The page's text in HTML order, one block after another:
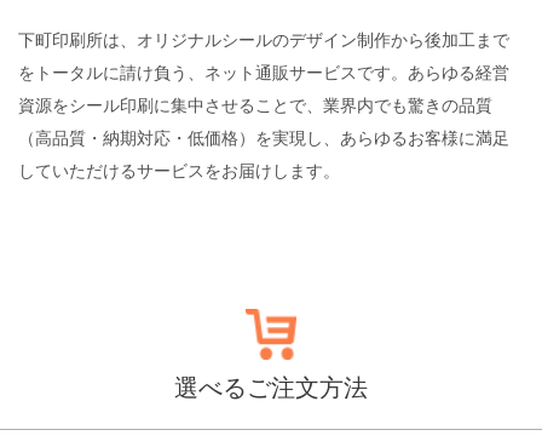
下町印刷所は、オリジナルシールのデザイン制作から後加工まで
をトータルに請け負う、ネット通販サービスです。あらゆる経営
資源をシール印刷に集中させることで、業界内でも驚きの品質
（高品質・納期対応・低価格）を実現し、あらゆるお客様に満足
していただけるサービスをお届けします。
選べるご注文方法